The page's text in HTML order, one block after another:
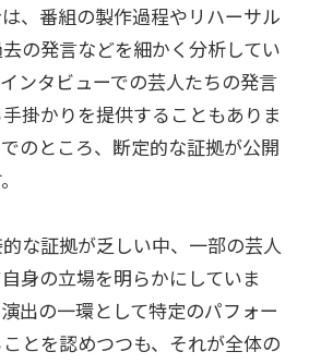
、番組の製作過程やリハーサル
の発言などを細かく分析してい
ンタビューでの芸人たちの発言
掛かりを提供することもありま
のところ、断定的な証拠が公開
な証拠が乏しい中、一部の芸人
身の立場を明らかにしていま
出の一環として特定のパフォー
とを認めつつも、それが全体の